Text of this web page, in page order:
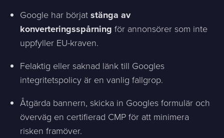
Google har börjatstänga av
konverteringsspårning för annonsörer som inte
uppfyller EU-kraven.
Felaktig eller saknad länk till Googles
integritetspolicy är en vanlig fallgrop.
Åtgärda bannern, skicka in Googles formulär och
överväg en certifierad CMP för att minimera
risken framöver.